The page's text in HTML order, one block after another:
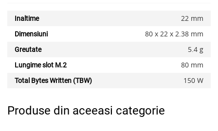
Inaltime 22 mm
Dimensiuni 80 x 22 x 2.38 mm
Greutate 5.4 g
Lungime slot M.2 80 mm
Total Bytes Written (TBW) 150 W
Produse din aceeasi categorie